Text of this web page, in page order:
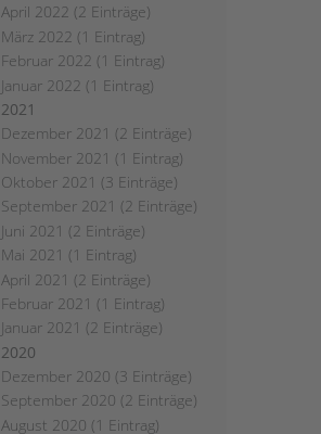
April 2022 (2 Einträge)
März 2022 (1 Eintrag)
Februar 2022 (1 Eintrag)
Januar 2022 (1 Eintrag)
2021
Dezember 2021 (2 Einträge)
November 2021 (1 Eintrag)
Oktober 2021 (3 Einträge)
September 2021 (2 Einträge)
Juni 2021 (2 Einträge)
Mai 2021 (1 Eintrag)
April 2021 (2 Einträge)
Februar 2021 (1 Eintrag)
Januar 2021 (2 Einträge)
2020
Dezember 2020 (3 Einträge)
September 2020 (2 Einträge)
August 2020 (1 Eintrag)